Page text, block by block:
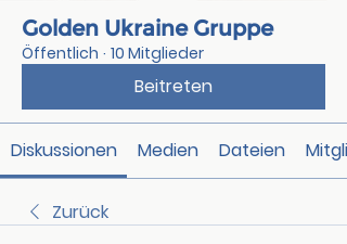
Golden Ukraine Gruppe
Öffentlich · 10 Mitglieder
Beitreten
Diskussionen Medien Dateien
Zurück